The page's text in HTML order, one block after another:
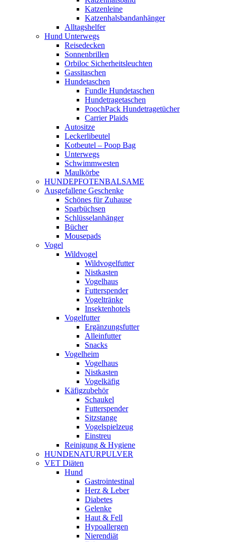
Katzenleine
Katzenhalsbandanhänger
Alltagshelfer
Hund Unterwegs
Reisedecken
Sonnenbrillen
Orbiloc Sicherheitsleuchten
Gassitaschen
Hundetaschen
Fundle Hundetaschen
Hundetragetaschen
PoochPack Hundetragetücher
Carrier Plaids
Autositze
Leckerlibeutel
Kotbeutel – Poop Bag
Unterwegs
Schwimmwesten
Maulkörbe
HUNDEPFOTENBALSAME
Ausgefallene Geschenke
Schönes für Zuhause
Sparbüchsen
Schlüsselanhänger
Bücher
Mousepads
Vogel
Wildvogel
Wildvogelfutter
Nistkasten
Vogelhaus
Futterspender
Vogeltränke
Insektenhotels
Vogelfutter
Ergänzungsfutter
Alleinfutter
Snacks
Vogelheim
Vogelhaus
Nistkasten
Vogelkäfig
Käfigzubehör
Schaukel
Futterspender
Sitzstange
Vogelspielzeug
Einstreu
Reinigung & Hygiene
HUNDENATURPULVER
VET Diäten
Hund
Gastrointestinal
Herz & Leber
Diabetes
Gelenke
Haut & Fell
Hypoallergen
Nierendiät